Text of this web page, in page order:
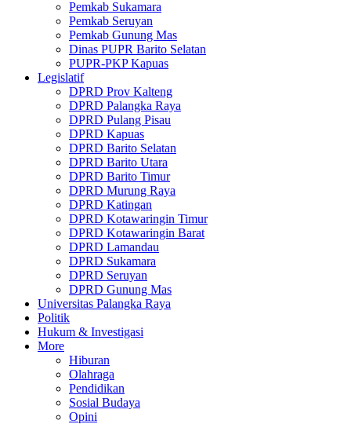
Pemkab Sukamara
Pemkab Seruyan
Pemkab Gunung Mas
Dinas PUPR Barito Selatan
PUPR-PKP Kapuas
Legislatif
DPRD Prov Kalteng
DPRD Palangka Raya
DPRD Pulang Pisau
DPRD Kapuas
DPRD Barito Selatan
DPRD Barito Utara
DPRD Barito Timur
DPRD Murung Raya
DPRD Katingan
DPRD Kotawaringin Timur
DPRD Kotawaringin Barat
DPRD Lamandau
DPRD Sukamara
DPRD Seruyan
DPRD Gunung Mas
Universitas Palangka Raya
Politik
Hukum & Investigasi
More
Hiburan
Olahraga
Pendidikan
Sosial Budaya
Opini